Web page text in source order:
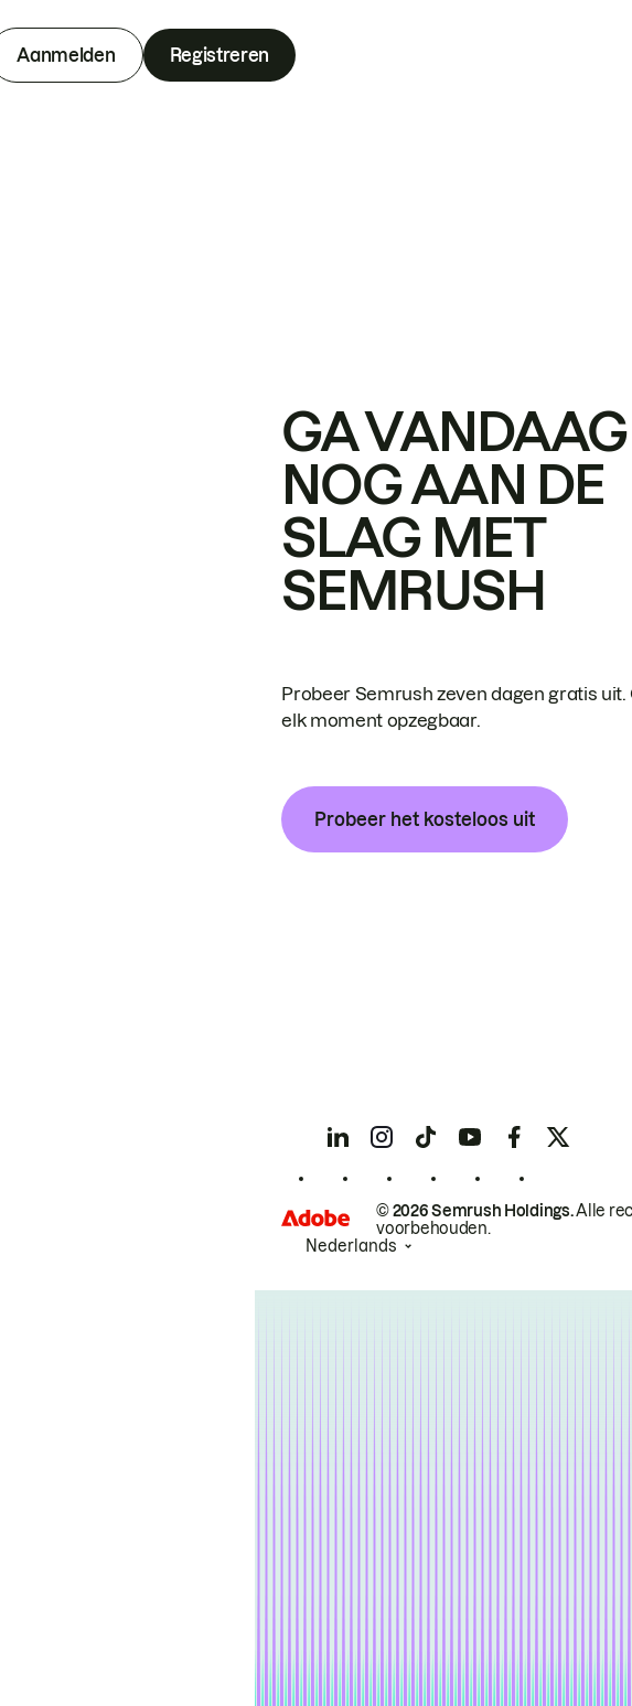
Aanmelden Registreren
GA VANDAAG
NOG AAN DE
SLAG MET
SEMRUSH
Probeer Semrush zeven dagen gratis uit.
elk moment opzegbaar.
Probeer het kosteloos uit
© 2026 Semrush Holdings.Alle
voorbehouden.
Nederlands